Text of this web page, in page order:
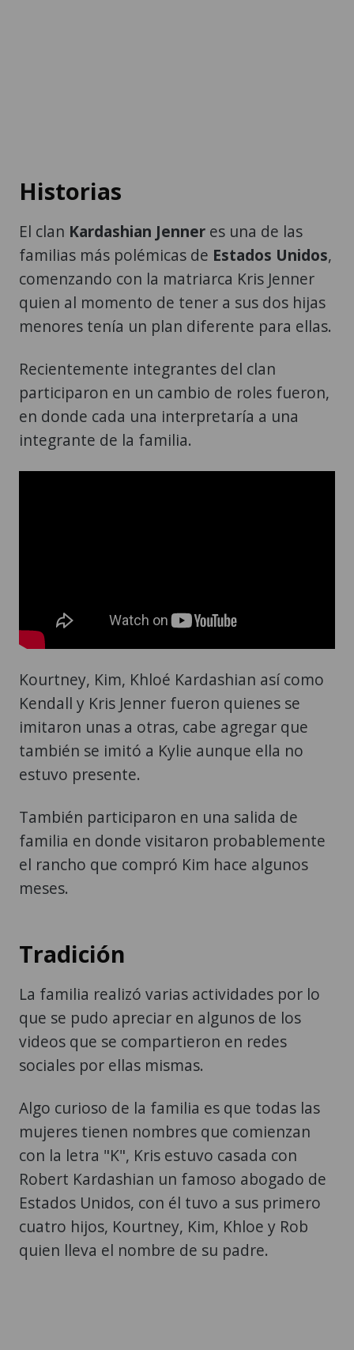
Historias
El clan Kardashian Jenner es una de las
familias más polémicas de Estados Unidos,
comenzando con la matriarca Kris Jenner
quien al momento de tener a sus dos hijas
menores tenía un plan diferente para ellas.
Recientemente integrantes del clan
participaron en un cambio de roles fueron,
en donde cada una interpretaría a una
integrante de la familia.
Kourtney, Kim, Khloé Kardashian así como
Kendall y Kris Jenner fueron quienes se
imitaron unas a otras, cabe agregar que
también se imitó a Kylie aunque ella no
estuvo presente.
También participaron en una salida de
familia en donde visitaron probablemente
el rancho que compró Kim hace algunos
meses.
Tradición
La familia realizó varias actividades por lo
que se pudo apreciar en algunos de los
videos que se compartieron en redes
sociales por ellas mismas.
Algo curioso de la familia es que todas las
mujeres tienen nombres que comienzan
con la letra "K", Kris estuvo casada con
Robert Kardashian un famoso abogado de
Estados Unidos, con él tuvo a sus primero
cuatro hijos, Kourtney, Kim, Khloe y Rob
quien lleva el nombre de su padre.